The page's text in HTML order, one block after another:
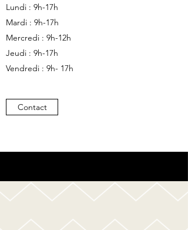
Lundi : 9h-17h
Mardi : 9h-17h
Mercredi : 9h-12h
Jeudi : 9h-17h
Vendredi : 9h- 17h
Contact